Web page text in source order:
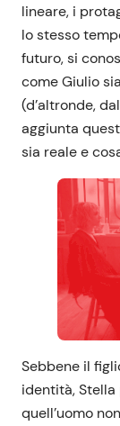
lineare, i
lo stesso
futuro, si
come Giulio
(d’altronde,
aggiunta
sia reale e
Sebbene il
identità,
quell’uomo